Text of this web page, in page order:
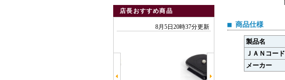
一脚
アクセサリー
カーボン三脚02
付属リモコン
付属ケーブル
店長おすすめ商品
■ 商品仕様
製品名
ＪＡＮコード
メーカー